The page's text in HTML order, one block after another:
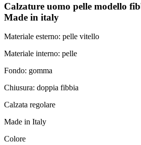
Calzature uomo pelle modello
Made in italy
Materiale esterno: pelle vitello
Materiale interno: pelle
Fondo: gomma
Chiusura: doppia fibbia
Calzata regolare
Made in Italy
Colore